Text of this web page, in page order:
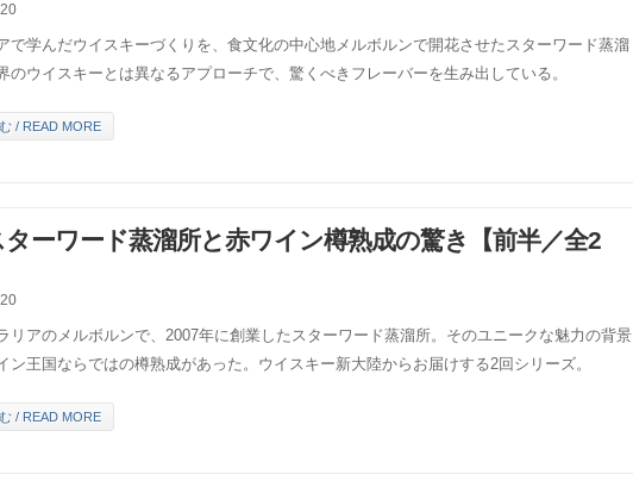
で学んだウイスキーづくりを、食文化の中心地メルボルンで開花させたスターワード蒸溜
のウイスキーとは異なるアプローチで、驚くべきフレーバーを生み出している。
/ READ MORE
ーワード蒸溜所と赤ワイン樽熟成の驚き【前半／全2
リアのメルボルンで、2007年に創業したスターワード蒸溜所。そのユニークな魅力の背景
ン王国ならではの樽熟成があった。ウイスキー新大陸からお届けする2回シリーズ。
/ READ MORE